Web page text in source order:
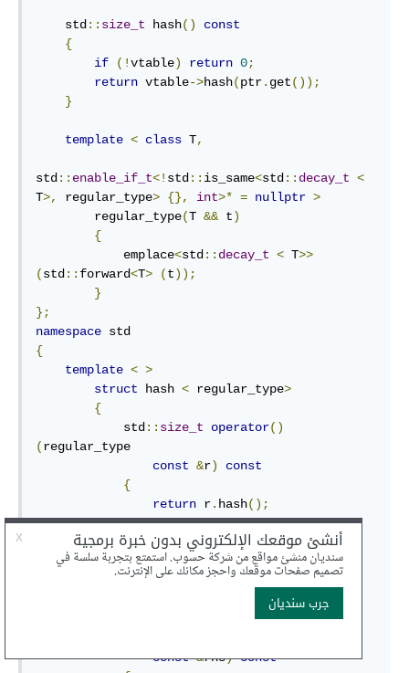
    std
:: size_t hash()
const
{
if
(!vtable) return 0;
return vtable->hash(ptr. get());
}
template < class T,
std :: enable_if_t<! std :: is_same<std :: decay_t <
T>, regular_type> {}, int>* = nullptr >
        regular_type
(T && t)
{
            emplace
<std :: decay_t < T>>
(std :: forward<T> (t));
}
};
namespace
{
template < >
struct hash < regular_type>
{
            std
:: size_t operator()
(regular_type
const &r)
const
{
return r. hash();
}
};
template < >
struct
less regular_type
regular_type
const &rhs) const